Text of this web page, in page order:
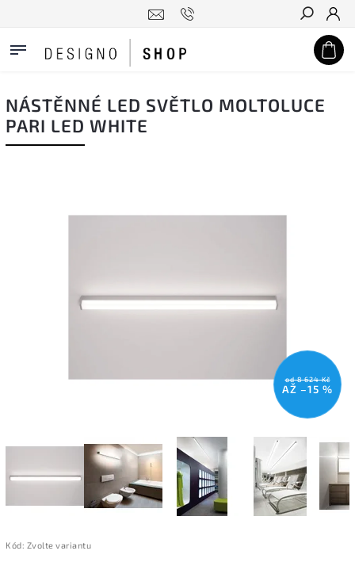
Hledat
NÁSTĚNNÉ LED SVĚTLO MOLTOLUCE
PARI LED WHITE
od 8 624 Kč
AŽ –15 %
Kód: Zvolte variantu